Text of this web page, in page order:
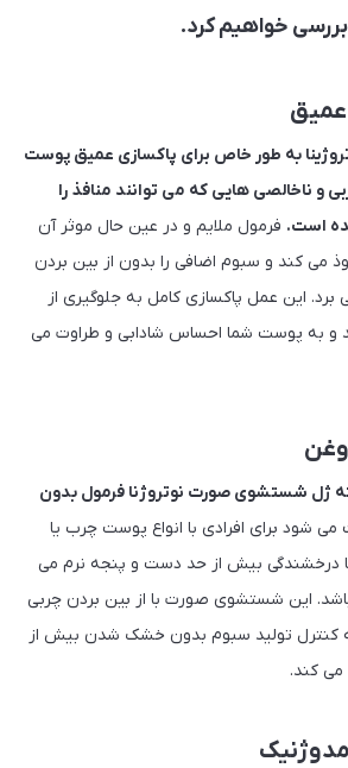
خواهیم کرد.
به طور خاص برای پاکسازی عمیق پوست
و ناخالصی هایی که می توانند منافذ را
است. فرمول ملایم و در عین حال موثر آن
کند و سبوم اضافی را بدون از بین بردن
این عمل پاکسازی کامل به جلوگیری از
و به پوست شما احساس شادابی و طراوت می
ژل شستشوی صورت نوتروژنا فرمول بدون
می شود برای افرادی با انواع پوست چرب یا
درخشندگی بیش از حد دست و پنجه نرم می
باشد. این شستشوی صورت با از بین بردن چربی
کنترل تولید سبوم بدون خشک شدن بیش از
کند.